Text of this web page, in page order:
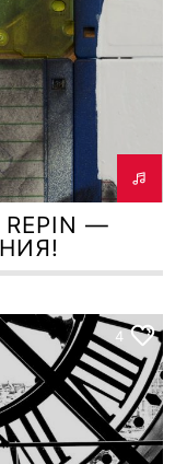
REPIN —
4